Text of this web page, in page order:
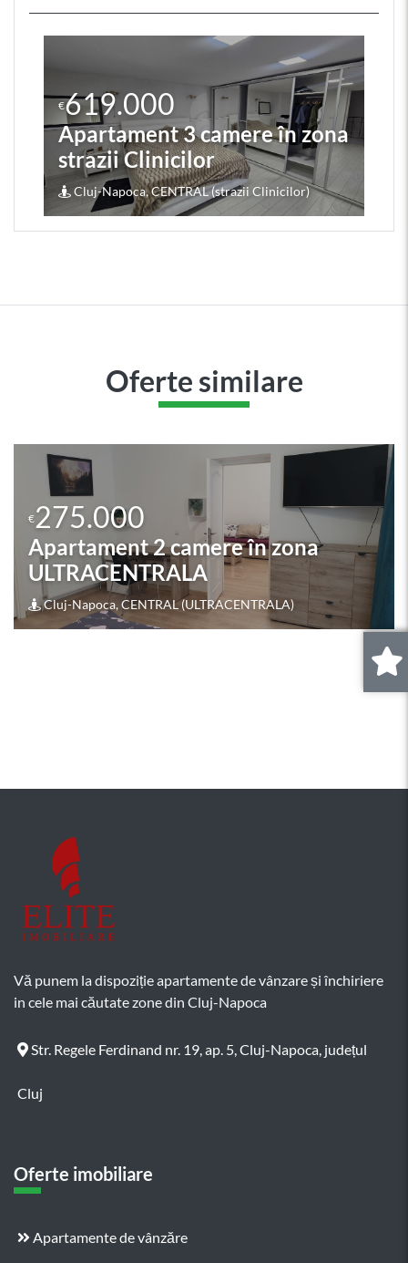
€619.000
Apartament 3 camere în zona
strazii Clinicilor
Cluj-Napoca, CENTRAL (strazii Clinicilor)
Oferte similare
275.000
Vă punem la dispoziție apartamente de vânzare și închiriere
in cele mai căutate zone din Cluj-Napoca
Str. Regele Ferdinand nr. 19, ap. 5, Cluj-Napoca, județul
Cluj
Oferte imobiliare
Apartamente de vânzăre